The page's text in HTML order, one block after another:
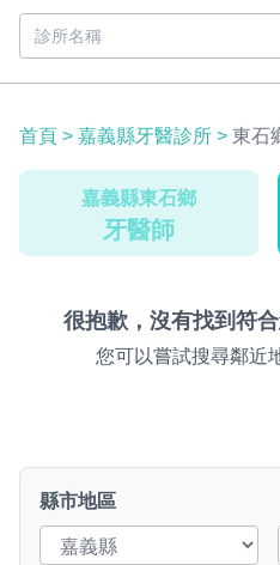
首頁 > 嘉義縣牙醫診所 > 東石
嘉義縣東石鄉
牙醫師
很抱歉，沒有找到符
您可以嘗試搜尋鄰近
縣市地區